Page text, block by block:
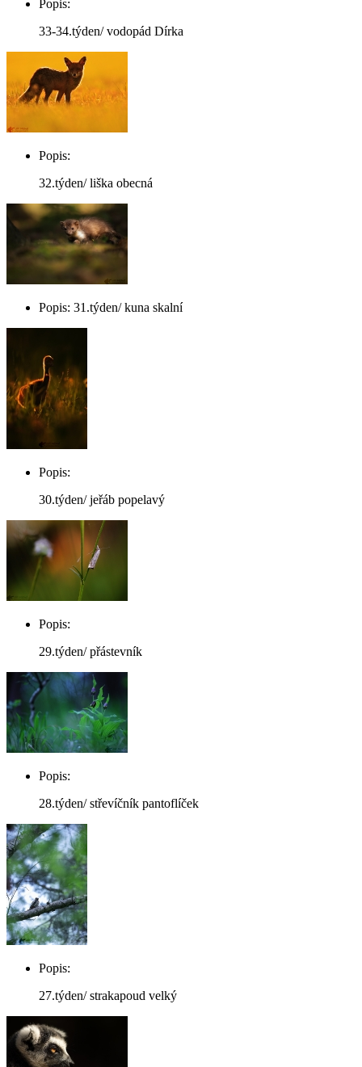
Popis:
33-34.týden/ vodopád Dírka
Popis:
32.týden/ liška obecná
Popis: 31.týden/ kuna skalní
Popis:
30.týden/ jeřáb popelavý
Popis:
29.týden/ přástevník
Popis:
28.týden/ střevíčník pantoflíček
Popis:
27.týden/ strakapoud velký